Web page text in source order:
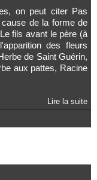
on peut citer Pas
de la forme de
fils avant le père (à
des fleurs
de Saint Guérin,
aux pattes, Racine
Lire la suite